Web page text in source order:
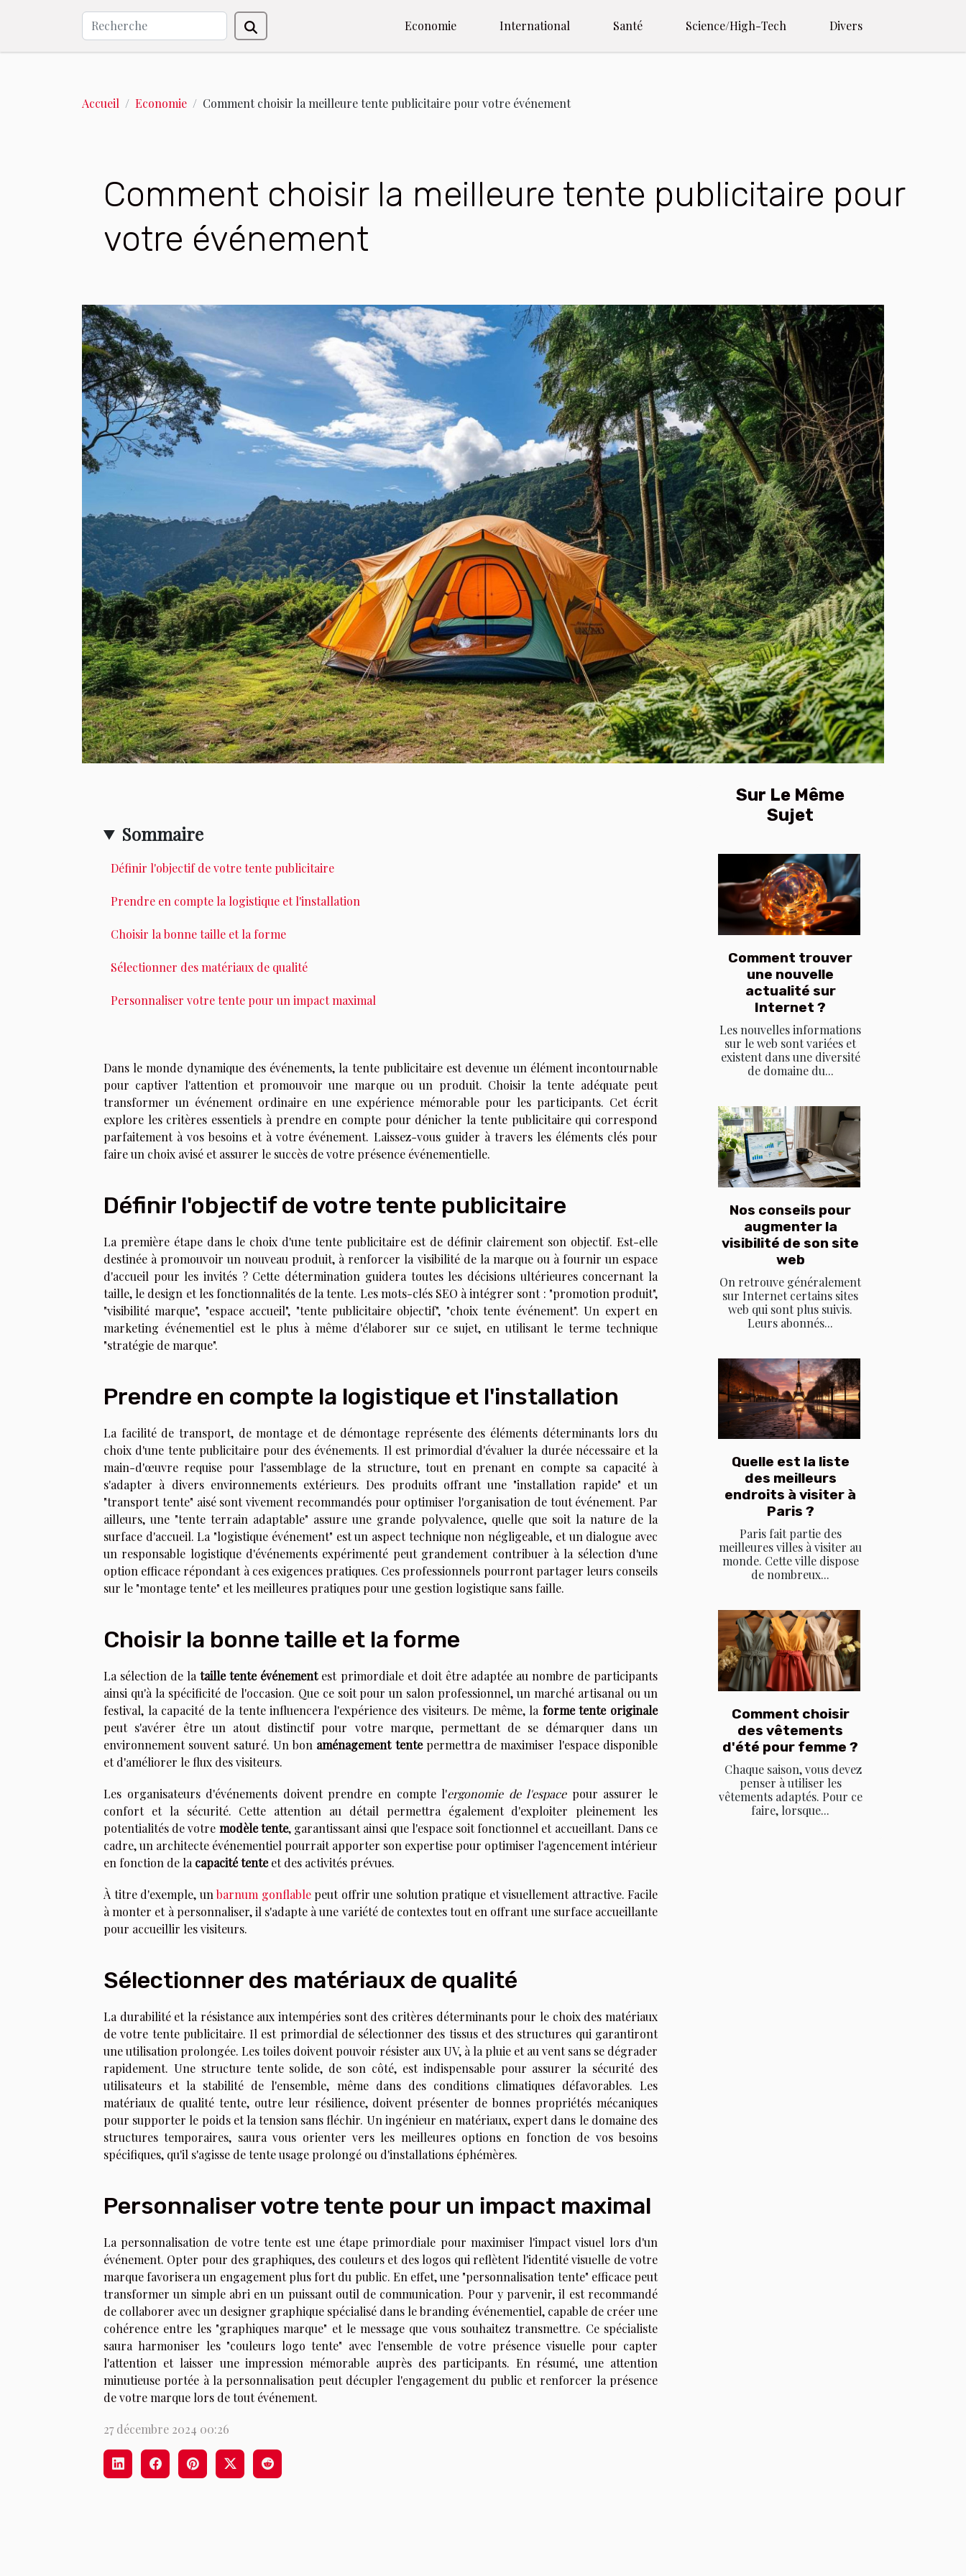
Economie International Santé Science/High-Tech Divers
Accueil Economie Comment choisir la meilleure tente publicitaire pour votre événement
Comment choisir la meilleure tente publicitaire pour
votre événement
Sommaire
Définir l'objectif de votre tente publicitaire
Prendre en compte la logistique et l'installation
Choisir la bonne taille et la forme
Sélectionner des matériaux de qualité
Personnaliser votre tente pour un impact maximal
Dans le monde dynamique des événements, la tente publicitaire est devenue un élément incontournable
pour captiver l'attention et promouvoir une marque ou un produit. Choisir la tente adéquate peut
transformer un événement ordinaire en une expérience mémorable pour les participants. Cet écrit
explore les critères essentiels à prendre en compte pour dénicher la tente publicitaire qui correspond
parfaitement à vos besoins et à votre événement. Laissez-vous guider à travers les éléments clés pour
faire un choix avisé et assurer le succès de votre présence événementielle.
Définir l'objectif de votre tente publicitaire
La première étape dans le choix d'une tente publicitaire est de définir clairement son objectif. Est-elle
destinée à promouvoir un nouveau produit, à renforcer la visibilité de la marque ou à fournir un espace
d'accueil pour les invités ? Cette détermination guidera toutes les décisions ultérieures concernant la
taille, le design et les fonctionnalités de la tente. Les mots-clés SEO à intégrer sont : "promotion produit",
"visibilité marque", "espace accueil", "tente publicitaire objectif", "choix tente événement". Un expert en
marketing événementiel est le plus à même d'élaborer sur ce sujet, en utilisant le terme technique
"stratégie de marque".
Prendre en compte la logistique et l'installation
La facilité de transport, de montage et de démontage représente des éléments déterminants lors du
choix d'une tente publicitaire pour des événements. Il est primordial d'évaluer la durée nécessaire et la
main-d'œuvre requise pour l'assemblage de la structure, tout en prenant en compte sa capacité à
s'adapter à divers environnements extérieurs. Des produits offrant une "installation rapide" et un
"transport tente" aisé sont vivement recommandés pour optimiser l'organisation de tout événement. Par
ailleurs, une "tente terrain adaptable" assure une grande polyvalence, quelle que soit la nature de la
surface d'accueil. La "logistique événement" est un aspect technique non négligeable, et un dialogue avec
un responsable logistique d'événements expérimenté peut grandement contribuer à la sélection d'une
option efficace répondant à ces exigences pratiques. Ces professionnels pourront partager leurs conseils
sur le "montage tente" et les meilleures pratiques pour une gestion logistique sans faille.
Choisir la bonne taille et la forme
La sélection de lataille tente événementest primordiale et doit être adaptée au nombre de participants
ainsi qu'à la spécificité de l'occasion. Que ce soit pour un salon professionnel, un marché artisanal ou un
festival, la capacité de la tente influencera l'expérience des visiteurs. De même, la forme tente originale
peut s'avérer être un atout distinctif pour votre marque, permettant de se démarquer dans un
environnement souvent saturé. Un bon aménagement tentepermettra de maximiser l'espace disponible
et d'améliorer le flux des visiteurs.
Les organisateurs d'événements doivent prendre en compte l'ergonomie de l'espacepour assurer le
confort et la sécurité. Cette attention au détail permettra également d'exploiter pleinement les
potentialités de votre modèle tente, garantissant ainsi que l'espace soit fonctionnel et accueillant. Dans ce
cadre, un architecte événementiel pourrait apporter son expertise pour optimiser l'agencement intérieur
en fonction de la capacité tenteet des activités prévues.
À titre d'exemple, un barnum gonflablepeut offrir une solution pratique et visuellement attractive. Facile
à monter et à personnaliser, il s'adapte à une variété de contextes tout en offrant une surface accueillante
pour accueillir les visiteurs.
Sélectionner des matériaux de qualité
La durabilité et la résistance aux intempéries sont des critères déterminants pour le choix des matériaux
de votre tente publicitaire. Il est primordial de sélectionner des tissus et des structures qui garantiront
une utilisation prolongée. Les toiles doivent pouvoir résister aux UV, à la pluie et au vent sans se dégrader
rapidement. Une structure tente solide, de son côté, est indispensable pour assurer la sécurité des
utilisateurs et la stabilité de l'ensemble, même dans des conditions climatiques défavorables. Les
matériaux de qualité tente, outre leur résilience, doivent présenter de bonnes propriétés mécaniques
pour supporter le poids et la tension sans fléchir. Un ingénieur en matériaux, expert dans le domaine des
structures temporaires, saura vous orienter vers les meilleures options en fonction de vos besoins
spécifiques, qu'il s'agisse de tente usage prolongé ou d'installations éphémères.
Personnaliser votre tente pour un impact maximal
La personnalisation de votre tente est une étape primordiale pour maximiser l'impact visuel lors d'un
événement. Opter pour des graphiques, des couleurs et des logos qui reflètent l'identité visuelle de votre
marque favorisera un engagement plus fort du public. En effet, une "personnalisation tente" efficace peut
transformer un simple abri en un puissant outil de communication. Pour y parvenir, il est recommandé
de collaborer avec un designer graphique spécialisé dans le branding événementiel, capable de créer une
cohérence entre les "graphiques marque" et le message que vous souhaitez transmettre. Ce spécialiste
saura harmoniser les "couleurs logo tente" avec l'ensemble de votre présence visuelle pour capter
l'attention et laisser une impression mémorable auprès des participants. En résumé, une attention
minutieuse portée à la personnalisation peut décupler l'engagement du public et renforcer la présence
de votre marque lors de tout événement.
27 décembre 2024 00:26
Sur Le Même
Sujet
Comment trouver
une nouvelle
actualité sur
Internet ?
Les nouvelles informations
sur le web sont variées et
existent dans une diversité
de domaine du...
Nos conseils pour
augmenter la
visibilité de son site
web
On retrouve généralement
sur Internet certains sites
web qui sont plus suivis.
Leurs abonnés...
Quelle est la liste
des meilleurs
endroits à visiter à
Paris ?
Paris fait partie des
meilleures villes à visiter au
monde. Cette ville dispose
de nombreux...
Comment choisir
des vêtements
d'été pour femme ?
Chaque saison, vous devez
penser à utiliser les
vêtements adaptés. Pour ce
faire, lorsque...